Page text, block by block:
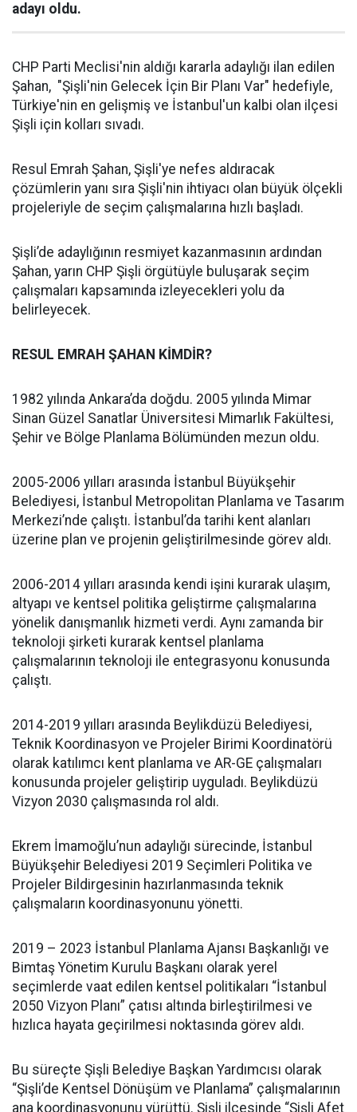
adayı oldu.
CHP Parti Meclisi'nin aldığı kararla adaylığı ilan edilen
Şahan, "Şişli'nin Gelecek İçin Bir Planı Var" hedefiyle,
Türkiye'nin en gelişmiş ve İstanbul'un kalbi olan ilçesi
Şişli için kolları sıvadı.
Resul Emrah Şahan, Şişli'ye nefes aldıracak
çözümlerin yanı sıra Şişli'nin ihtiyacı olan büyük ölçekli
projeleriyle de seçim çalışmalarına hızlı başladı.
Şişli’de adaylığının resmiyet kazanmasının ardından
Şahan, yarın CHP Şişli örgütüyle buluşarak seçim
çalışmaları kapsamında izleyecekleri yolu da
belirleyecek.
RESUL EMRAH ŞAHAN KİMDİR?
1982 yılında Ankara’da doğdu. 2005 yılında Mimar
Sinan Güzel Sanatlar Üniversitesi Mimarlık Fakültesi,
Şehir ve Bölge Planlama Bölümünden mezun oldu.
2005-2006 yılları arasında İstanbul Büyükşehir
Belediyesi, İstanbul Metropolitan Planlama ve Tasarım
Merkezi’nde çalıştı. İstanbul’da tarihi kent alanları
üzerine plan ve projenin geliştirilmesinde görev aldı.
2006-2014 yılları arasında kendi işini kurarak ulaşım,
altyapı ve kentsel politika geliştirme çalışmalarına
yönelik danışmanlık hizmeti verdi. Aynı zamanda bir
teknoloji şirketi kurarak kentsel planlama
çalışmalarının teknoloji ile entegrasyonu konusunda
çalıştı.
2014-2019 yılları arasında Beylikdüzü Belediyesi,
Teknik Koordinasyon ve Projeler Birimi Koordinatörü
olarak katılımcı kent planlama ve AR-GE çalışmaları
konusunda projeler geliştirip uyguladı. Beylikdüzü
Vizyon 2030 çalışmasında rol aldı.
Ekrem İmamoğlu’nun adaylığı sürecinde, İstanbul
Büyükşehir Belediyesi 2019 Seçimleri Politika ve
Projeler Bildirgesinin hazırlanmasında teknik
çalışmaların koordinasyonunu yönetti.
2019 – 2023 İstanbul Planlama Ajansı Başkanlığı ve
Bimtaş Yönetim Kurulu Başkanı olarak yerel
seçimlerde vaat edilen kentsel politikaları “İstanbul
2050 Vizyon Planı” çatısı altında birleştirilmesi ve
hızlıca hayata geçirilmesi noktasında görev aldı.
Bu süreçte Şişli Belediye Başkan Yardımcısı olarak
“Şişli’de Kentsel Dönüşüm ve Planlama” çalışmalarının
ana koordinasyonunu yürüttü. Şişli ilçesinde “Şişli Afet